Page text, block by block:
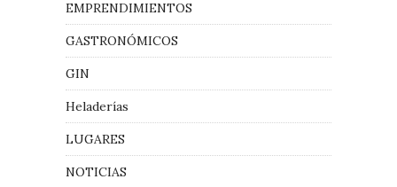
EMPRENDIMIENTOS
GASTRONÓMICOS
GIN
Heladerías
LUGARES
NOTICIAS